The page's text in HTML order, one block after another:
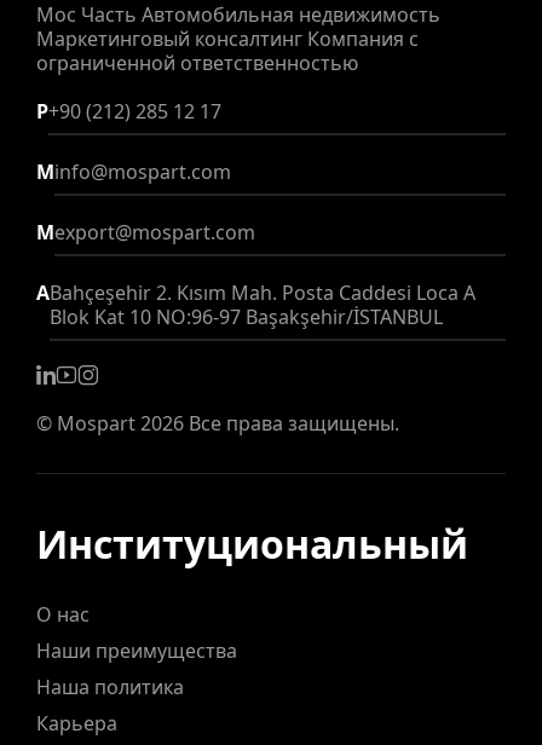
Мос Часть Автомобильная недвижимость
Маркетинговый консалтинг Компания с
ограниченной ответственностью
P+90 (212) 285 12 17
Minfo@mospart.com
Mexport@mospart.com
ABahçeşehir 2. Kısım Mah. Posta Caddesi Loca A
Blok Kat 10 NO:96-97 Başakşehir/İSTANBUL
© Mospart2026 Все права защищены.
Институциональный
О нас
Наши преимущества
Наша политика
Карьера